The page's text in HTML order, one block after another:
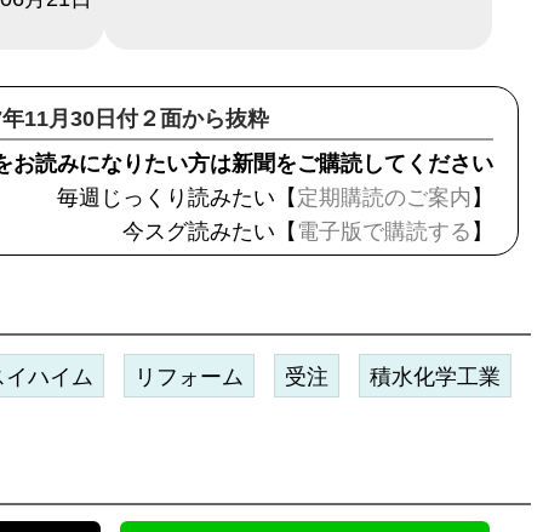
11月30日付２面から抜粋
お読みになりたい方は新聞をご購読してください
毎週じっくり読みたい【 定期購読のご案内 】
今スグ読みたい【 電子版で購読する 】
ハイム リフォーム 受注 積水化学工業